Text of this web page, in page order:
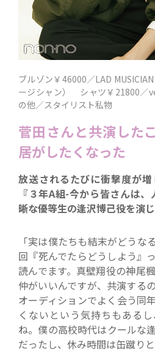
ブルゾン￥46000／LAD
ージシャン） シャツ￥21800
の他／スタイリスト私物
菅田さんと共演した
居がしたくなった
放送されるたびに衝撃度が
『３年A組-今から皆さんは
晰な優等生の逢沢博己役を演
「実は僕たちも結末がどうな
回『死んでたらどうしよう』
読んでます。真壁翔役の神尾
仲がいいんですが、共演する
オーディションでよく会う同
くないという気持ちもある
ね。僕の高校時代はクールな
だったし、休み時間は缶蹴り